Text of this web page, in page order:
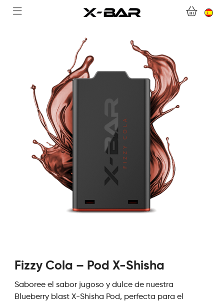
BIENVENIDO A X-BAR.CO
ABONNEMENTS
COLLECTIONS
CONTACTA CON NOSOTROS
PREGUNTAS MÁS FRECUENTES
CONVIÉRTASE EN UN MAYORISTA DE X-BAR
Fizzy Cola – Pod X-Shisha
Saboree el sabor jugoso y dulce de nuestra
Blueberry blast X-Shisha Pod, perfecta para el